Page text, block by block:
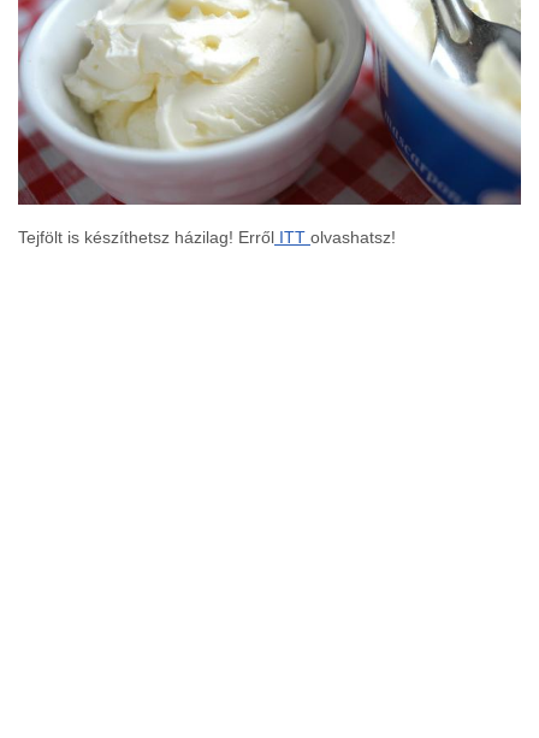
Tejfölt is készíthetsz házilag! Erről ITT olvashatsz!